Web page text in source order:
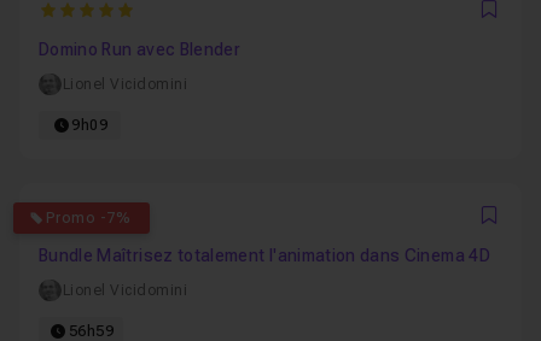
5
Domino Run avec Blender
Lionel Vicidomini
9h09
Promo -7%
5
Bundle Maîtrisez totalement l'animation dans Cinema 4D
Lionel Vicidomini
56h59